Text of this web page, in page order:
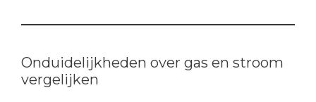
Onduidelijkheden over gas en stroom
vergelijken